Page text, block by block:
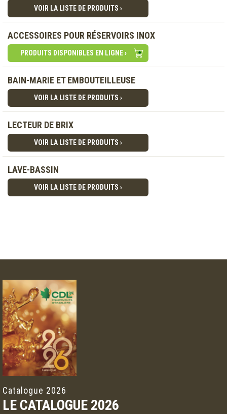
VOIR LA LISTE DE PRODUITS ›
ACCESSOIRES POUR RÉSERVOIRS INOX
PRODUITS DISPONIBLES EN LIGNE ›
BAIN-MARIE ET EMBOUTEILLEUSE
VOIR LA LISTE DE PRODUITS ›
LECTEUR DE BRIX
VOIR LA LISTE DE PRODUITS ›
LAVE-BASSIN
VOIR LA LISTE DE PRODUITS ›
Catalogue 2026
LE CATALOGUE 2026